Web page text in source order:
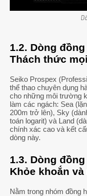
1.2. Dòng
Thách thức
Seiko Prospex
thể thao chuyên dụng
cho những môi trường
làm các ngách: Sea
200m trở lên), Sky
toán logarit) và Land
chính xác cao và kết
dòng này.
1.3. Dòng
Khỏe khoắn và
Nằm trong nhóm đồng